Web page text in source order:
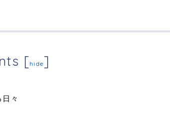
[hide]
々